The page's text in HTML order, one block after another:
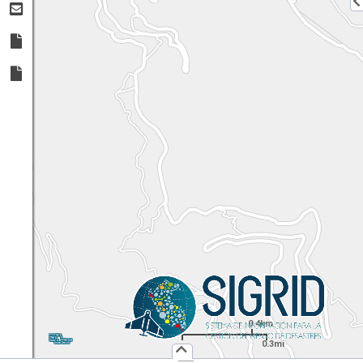
1:18,056
UTM
X:
Y:
Usuario :
PUBLICO
Iniciar Sesión
0.4km
0.3mi